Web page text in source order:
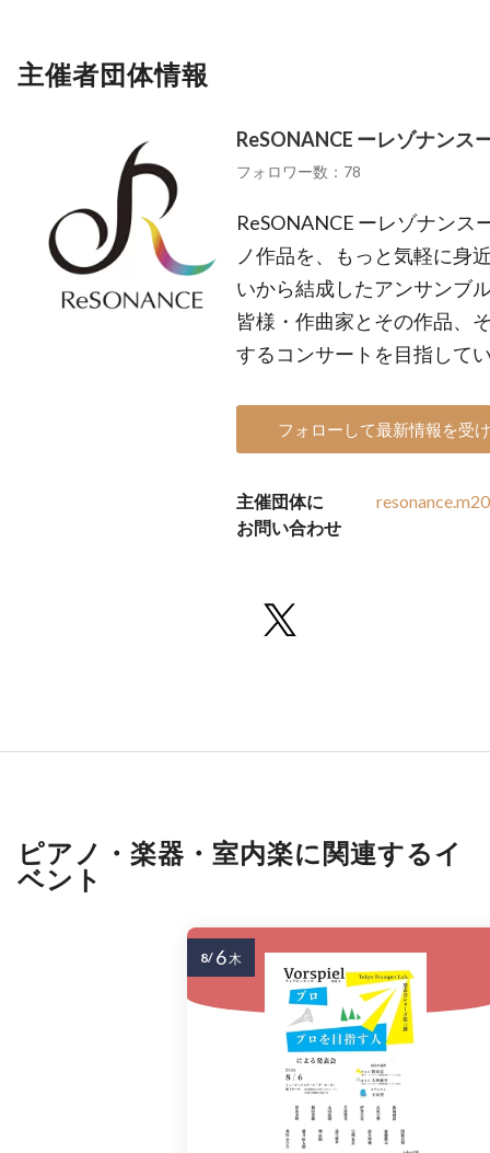
主催者団体情報
ReSONANCE ーレゾナンス
フォロワー数：78
ReSONANCE ーレゾナン
ノ作品を、もっと気軽に身
いから結成したアンサンブ
皆様・作曲家とその作品、
するコンサートを目指して
フォローして最新情報を受
主催団体に
お問い合わせ
ピアノ・楽器・室内楽に関連するイ
ベント
8/ 6木